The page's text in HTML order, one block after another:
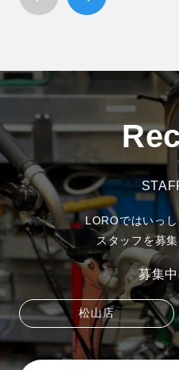
LOROではいっ
スタッフを募
募集
松山店